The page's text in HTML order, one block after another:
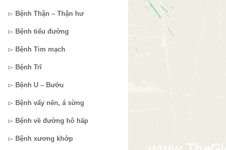
▻ Bệnh Thận – Thận hư
▻ Bệnh tiểu đường
▻ Bệnh Tim mạch
▻ Bệnh Trĩ
▻ Bệnh U – Bướu
▻ Bệnh vẩy nến, á sừng
▻ Bệnh về đường hô hấp
▻ Bệnh xương khớp